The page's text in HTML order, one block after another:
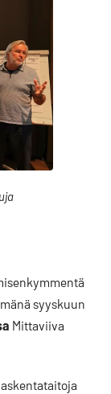
syyskuun
Mittaviiva